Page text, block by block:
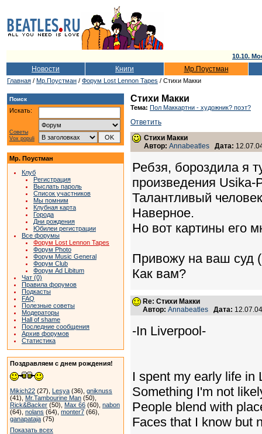
10.10.
Новости Книги Мр.Поустман
Главная / Мр.Поустман / Форум Lost Lennon Tapes / Стихи Макки
Поиск
Искать:
Советы
Vox populi
Мр. Поустман
Клуб
Регистрация
Выслать пароль
Список участников
Мы помним
Клубная карта
Города
Дни рождения
Юбилеи регистрации
Все форумы
Форум Lost Lennon Tapes
Форум Photo
Форум Music General
Форум Club
Форум Ad Libitum
Чат (0)
Правила форумов
Подкасты
FAQ
Полезные советы
Модераторы
Hall of shame
Последние сообщения
Архив форумов
Статистика
Поздравляем с днем рождения!
Mikich22 (27), Lesya (36), gniknuss
(41), Mr.Tambourine Man (50),
Rick&Backer (50), Max 66 (60), nabon
(64), nolans (64), monter7 (66),
ganapataja (75)
Показать всех
Стихи Макки
Тема: Пол Маккартни - художник? поэт?
Ответить
Стихи Макки
Автор: Annabeatles Дата:
Ребзя, бороздила я
произведения Usika-
Талантливый
Наверное.
Но вот картины его
Привожу на ваш суд
Как вам?
Re: Стихи Макки
Автор: Annabeatles Дата:
-In Liverpool-
I spent my early life in
Something I'm not
People blend with
Faces that I know but